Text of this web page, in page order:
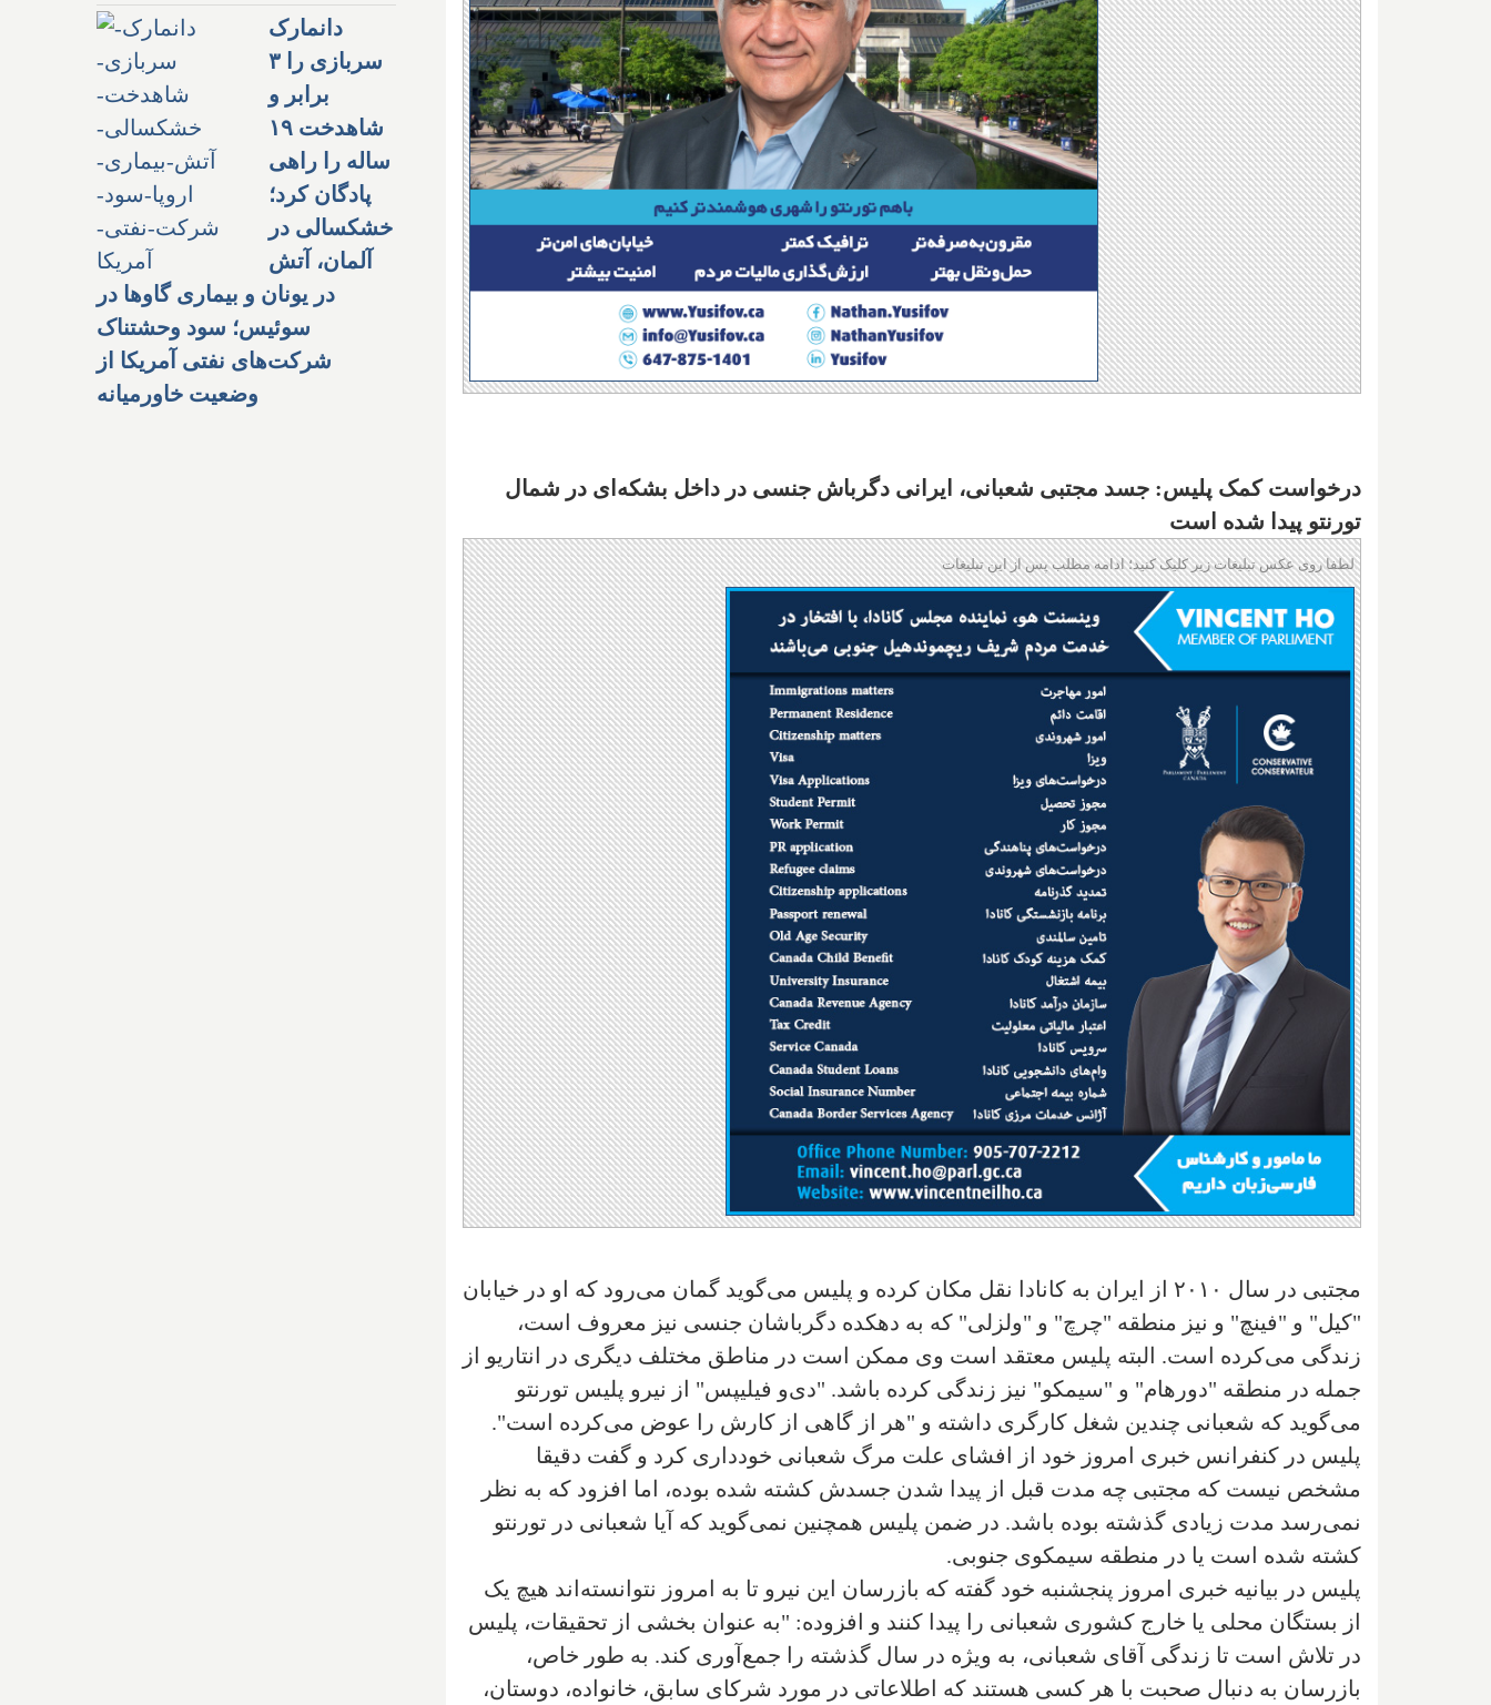
درخواست کمک پلیس: جسد مجتبی شعبانی، ایرانی دگرباش جنسی در داخل بشکه‌ای در شمال
تورنتو پیدا شده است
لطفا روی عکس تبلیغات زیر کلیک کنید؛ ادامه مطلب پس از این تبلیغات
مجتبی در سال ۲۰۱۰ از ایران به کانادا نقل مکان کرده و پلیس می‌گوید گمان می‌رود که او در خیابان
"کیل" و "فینچ" و نیز منطقه "چرچ" و "ولزلی" که به دهکده دگرباشان جنسی نیز معروف است،
زندگی می‌کرده است. البته پلیس معتقد است وی ممکن است در مناطق مختلف دیگری در انتاریو از
جمله در منطقه "دورهام" و "سیمکو" نیز زندگی کرده باشد. "دی‌و فیلیپس" از نیرو پلیس تورنتو
می‌گوید که شعبانی چندین شغل کارگری داشته و "هر از گاهی از کارش را عوض می‌کرده است".
پلیس در کنفرانس خبری امروز خود از افشای علت مرگ شعبانی خودداری کرد و گفت دقیقا
مشخص نیست که مجتبی چه مدت قبل از پیدا شدن جسدش کشته شده بوده، اما افزود که به نظر
نمی‌رسد مدت زیادی گذشته بوده باشد. در ضمن پلیس همچنین نمی‌گوید که آیا شعبانی در تورنتو
کشته شده است یا در منطقه سیمکوی جنوبی.
پلیس در بیانیه خبری امروز پنجشنبه خود گفته که بازرسان این نیرو تا به امروز نتوانسته‌اند هیچ یک
از بستگان محلی یا خارج کشوری شعبانی را پیدا کنند و افزوده: "به عنوان بخشی از تحقیقات، پلیس
در تلاش است تا زندگی آقای شعبانی، به ویژه در سال گذشته را جمع‌آوری کند. به طور خاص،
بازرسان به دنبال صحبت با هر کسی هستند که اطلاعاتی در مورد شرکای سابق، خانواده، دوستان،
دانمارک
سربازی را ۳
برابر و
شاهدخت ۱۹
ساله را راهی
پادگان کرد؛
خشکسالی در
آلمان، آتش
در یونان و بیماری گاوها در
سوئیس؛ سود وحشتناک
شرکت‌های نفتی آمریکا از
وضعیت خاورمیانه